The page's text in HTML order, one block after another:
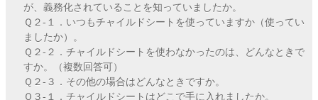
が、義務化されていることを知っていましたか。
Ｑ２-１．いつもチャイルドシートを使っていますか（使ってい
ましたか）。
Ｑ２-２．チャイルドシートを使わなかったのは、どんなときで
すか。（複数回答可）
Ｑ２-３．その他の場合はどんなときですか。
Ｑ３-１．チャイルドシートはどこで手に入れましたか。